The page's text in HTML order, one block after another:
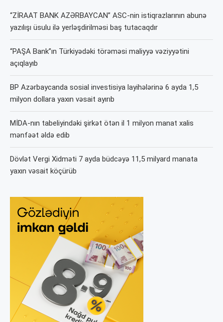
“ZİRAAT BANK AZƏRBAYCAN” ASC-nin istiqrazlarının abunə
yazılışı üsulu ilə yerləşdirilməsi baş tutacaqdır
“PAŞA Bank”ın Türkiyədəki törəməsi maliyyə vəziyyətini
açıqlayıb
BP Azərbaycanda sosial investisiya layihələrinə 6 ayda 1,5
milyon dollara yaxın vəsait ayırıb
MİDA-nın tabeliyindəki şirkət ötən il 1 milyon manat xalis
mənfəət əldə edib
Dövlət Vergi Xidməti 7 ayda büdcəyə 11,5 milyard manata
yaxın vəsait köçürüb